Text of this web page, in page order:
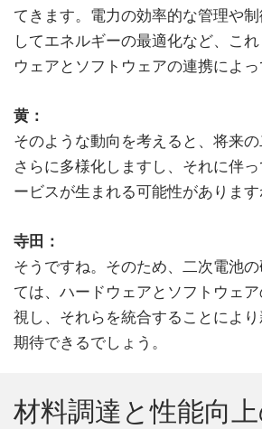
てきます。電力の効率的な管理や
してエネルギーの最適化など、こ
ウェアとソフトウェアの連携によっ
黄：
そのような動向を考えると、将来
さらに多様化しますし、それに伴
ービスが生まれる可能性があります
寺田：
そうですね。そのため、二次電池
ては、ハードウェアとソフトウェ
視し、それらを統合することによ
期待できるでしょう。
材料調達と性能向